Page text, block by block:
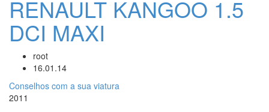
RENAULT KANGOO 1.5
DCI MAXI
root
16.01.14
Conselhos com a sua viatura
2011